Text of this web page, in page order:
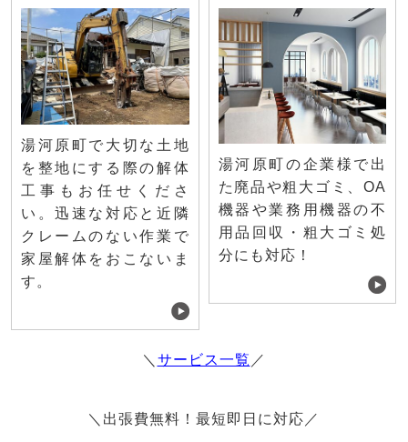
湯河原町で大切な土地
を整地にする際の解体
工事もお任せくださ
い。迅速な対応と近隣
クレームのない作業で
家屋解体をおこないま
す。
湯河原町の企業様で出
た廃品や粗大ゴミ、OA
機器や業務用機器の不
用品回収・粗大ゴミ処
分にも対応！
＼ サービス一覧 ／
＼出張費無料！最短即日に対応／